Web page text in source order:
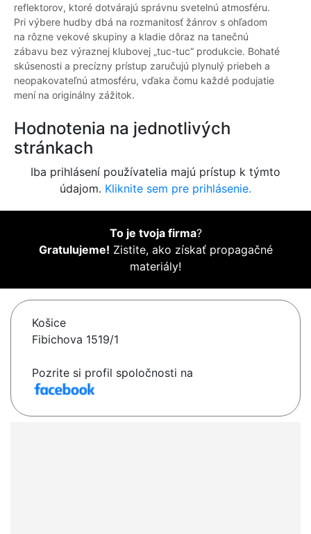
reflektorov, ktoré dotvárajú správnu svetelnú atmosféru.
Pri výbere hudby dbá na rozmanitosť žánrov s ohľadom
na rôzne vekové skupiny a kladie dôraz na tanečnú
zábavu bez výraznej klubovej „tuc-tuc“ produkcie. Bohaté
skúsenosti a precízny prístup zaručujú plynulý priebeh a
neopakovateľnú atmosféru, vďaka čomu každé podujatie
mení na originálny zážitok.
Hodnotenia na jednotlivých
stránkach
Iba prihlásení používatelia majú prístup k týmto
údajom. Kliknite sem pre prihlásenie.
To je tvoja firma?
Gratulujeme! Zistite, ako získať propagačné
materiály!
Košice
Fibichova 1519/1
Pozrite si profil spoločnosti na